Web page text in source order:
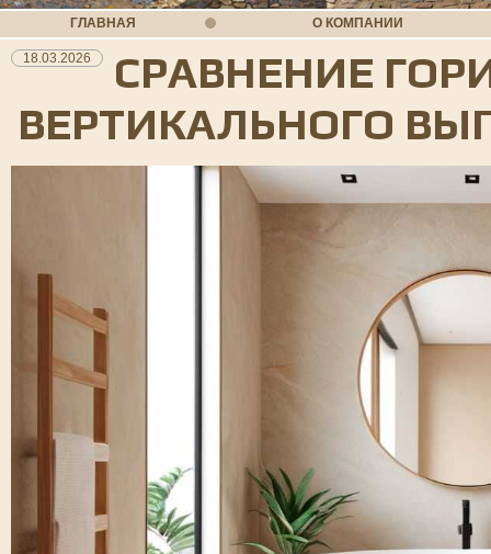
ГЛАВНАЯ О КОМПАНИИ
18.03.2026
СРАВНЕНИЕ
ВЕРТИКАЛЬНОГО